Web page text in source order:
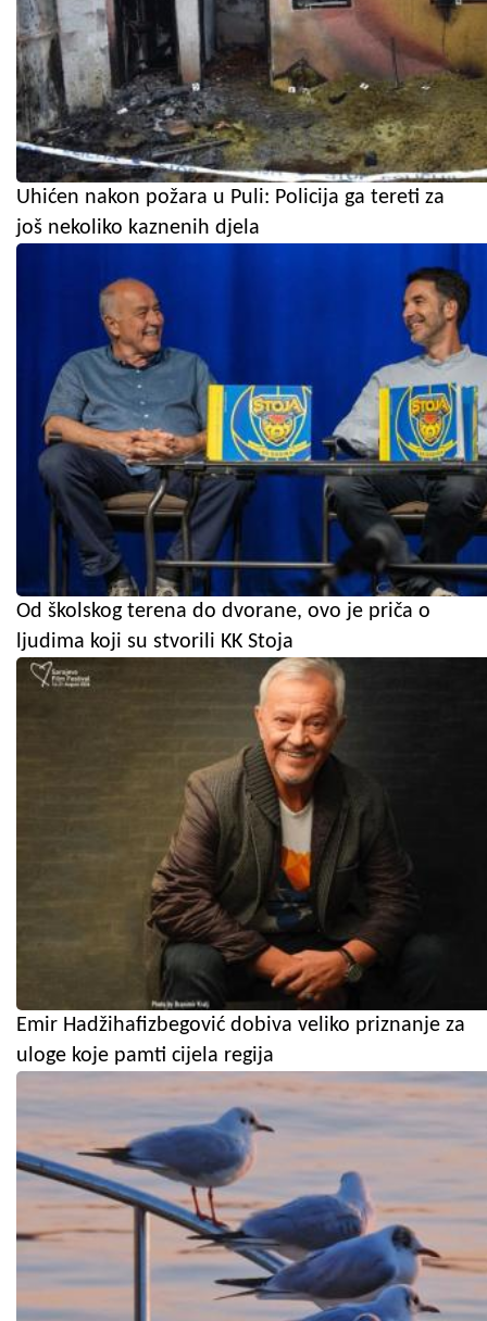
Uhićen nakon požara u Puli: Policija ga tereti za
još nekoliko kaznenih djela
Od školskog terena do dvorane, ovo je priča o
ljudima koji su stvorili KK Stoja
Emir Hadžihafizbegović dobiva veliko priznanje za
uloge koje pamti cijela regija